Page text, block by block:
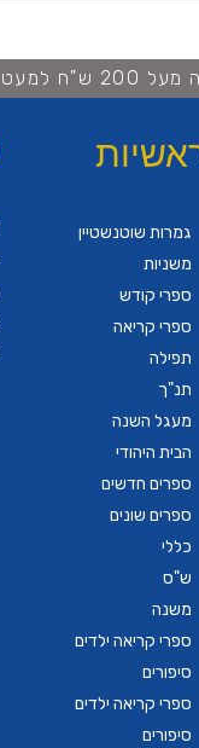
שבמבצע
גמרות שוטנשטיין
משניות
ספרי קודש
ספרי קריאה
תפילה
תנ"ך
מעגל השנה
הבית היהודי
ספרים חדשים
ספרים שונים
כללי
ש"ס
משנה
ספרי קריאה ילדים
סיפורים
ספרי קריאה ילדים
סיפורים